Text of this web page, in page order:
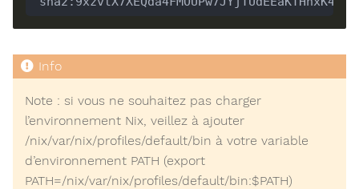
Note : si vous ne souhaitez pas charger
l’environnement Nix, veillez à ajouter
/nix/var/nix/profiles/default/bin à votre variable
d’environnement PATH (export
PATH=/nix/var/nix/profiles/default/bin:$PATH)